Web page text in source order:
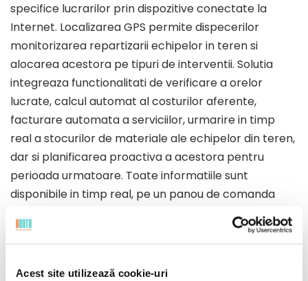
Acest site utilizează cookie-uri
specifice lucrarilor prin dispozitive conectate la
Internet. Localizarea GPS permite dispecerilor
monitorizarea repartizarii echipelor in teren si
alocarea acestora pe tipuri de interventii. Solutia
integreaza functionalitati de verificare a orelor
lucrate, calcul automat al costurilor aferente,
facturare automata a serviciilor, urmarire in timp
real a stocurilor de materiale ale echipelor din teren,
dar si planificarea proactiva a acestora pentru
perioada urmatoare. Toate informatiile sunt
disponibile in timp real, pe un panou de comanda
“In ultimii ani orice firma din zona serviciilor se uita
spre Amazon sau Uber, care au introdus tehnologii